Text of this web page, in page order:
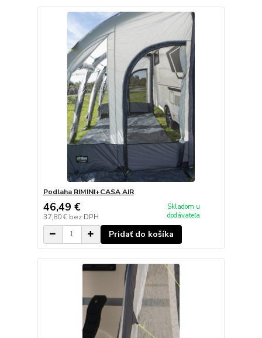
Podlaha RIMINI+CASA AIR
46,49 €
37,80 € bez DPH
Skladom u
dodávateľa
Pridať do košíka